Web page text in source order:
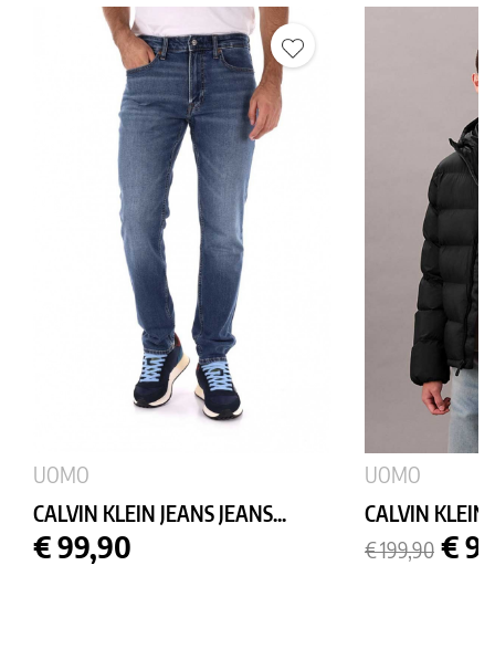
UOMO
CALVIN KLEIN JEANS JEANS...
Prezzo
€ 99,90
UOMO
CALVIN KLEIN
Prezzo
base
€ 199,90 €